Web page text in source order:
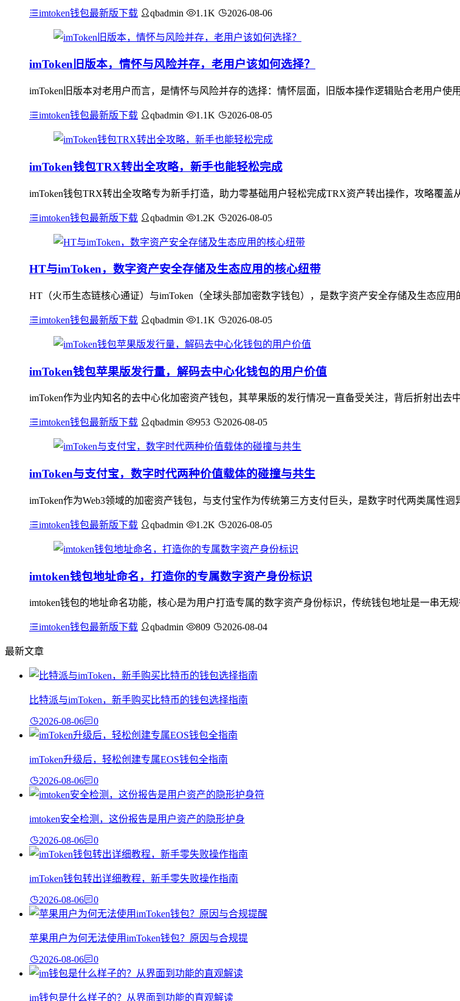
imtoken钱包最新版下载 qbadmin 1.1K 2026-08-06
imToken旧版本，情怀与风险并存，老用户该如何选择？
imToken旧版本对老用户而言，是情怀与风险并存的选择：情怀层面，旧版本操作逻辑贴合老用户
imtoken钱包最新版下载 qbadmin 1.1K 2026-08-05
imToken钱包TRX转出全攻略，新手也能轻松完成
imToken钱包TRX转出全攻略专为新手打造，助力零基础用户轻松完成TRX资产转出操作，攻略覆
imtoken钱包最新版下载 qbadmin 1.2K 2026-08-05
HT与imToken，数字资产安全存储及生态应用的核心纽带
HT（火币生态链核心通证）与imToken（全球头部加密数字钱包），是数字资产安全存储及生态应
imtoken钱包最新版下载 qbadmin 1.1K 2026-08-05
imToken钱包苹果版发行量，解码去中心化钱包的用户价值
imToken作为业内知名的去中心化加密资产钱包，其苹果版的发行情况一直备受关注，背后折射出
imtoken钱包最新版下载 qbadmin 953 2026-08-05
imToken与支付宝，数字时代两种价值载体的碰撞与共生
imToken作为Web3领域的加密资产钱包，与支付宝作为传统第三方支付巨头，是数字时代两类属性
imtoken钱包最新版下载 qbadmin 1.2K 2026-08-05
imtoken钱包地址命名，打造你的专属数字资产身份标识
imtoken钱包的地址命名功能，核心是为用户打造专属的数字资产身份标识，传统钱包地址是一串无
imtoken钱包最新版下载 qbadmin 809 2026-08-04
最新文章
比特派与imToken，新手购买比特币的钱包选择指南
2026-08-06 0
imToken升级后，轻松创建专属EOS钱包全指南
2026-08-06 0
imtoken安全检测，这份报告是用户资产的隐形护身
2026-08-06 0
imToken钱包转出详细教程，新手零失败操作指南
2026-08-06 0
苹果用户为何无法使用imToken钱包？原因与合规提
2026-08-06 0
im钱包是什么样子的？从界面到功能的直观解读